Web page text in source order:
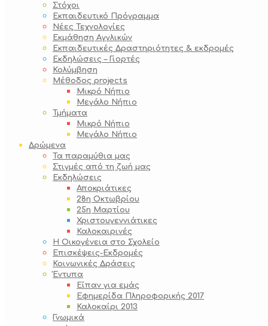
Στόχοι
Εκπαιδευτικό Πρόγραμμα
Νέες Τεχνολογίες
Εκμάθηση Αγγλικών
Εκπαιδευτικές Δραστηριότητες & εκδρομές
Εκδηλώσεις – Γιορτές
Κολύμβηση
Μέθοδος projects
Μικρό Νήπιο
Μεγάλο Νήπιο
Τμήματα
Μικρό Νήπιο
Μεγάλο Νήπιο
Δρώμενα
Τα παραμύθια μας
Στιγμές από τη ζωή μας
Εκδηλώσεις
Αποκριάτικες
28η Οκτωβρίου
25η Μαρτίου
Χριστουγεννιάτικες
Καλοκαιρινές
Η Οικογένεια στο Σχολείο
Επισκέψεις-Εκδρομές
Κοινωνικές Δράσεις
Έντυπα
Είπαν για εμάς
Εφημερίδα Πληροφορικής 2017
Καλοκαίρι 2013
Γνωμικά